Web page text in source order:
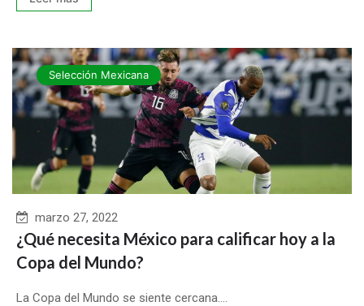
Selección Mexicana
marzo 27, 2022
¿Qué necesita México para calificar hoy a la
Copa del Mundo?
La Copa del Mundo se siente cercana....